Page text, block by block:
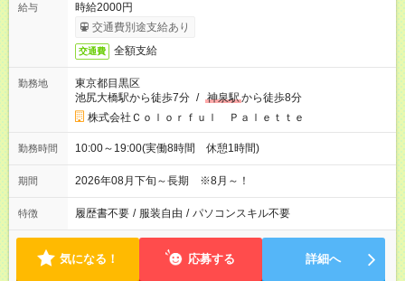
給与
時給2000円
交通費別途支給あり
交通費 全額支給
勤務地
東京都目黒区
池尻大橋駅から徒歩7分 / 神泉駅から徒歩8分
株式会社Ｃｏｌｏｒｆｕｌ Ｐａｌｅｔｔｅ
勤務時間 10:00～19:00(実働8時間 休憩1時間)
期間 2026年08月下旬～長期 ※8月～！
特徴 履歴書不要 / 服装自由 / パソコンスキル不要
気になる！ 応募する 詳細へ